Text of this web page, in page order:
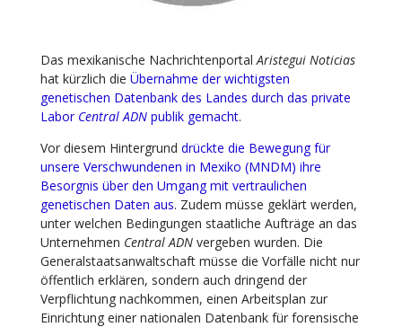
Das mexikanische NachrichtenportalAristegui Noticias
hat kürzlich die Übernahme der wichtigsten
genetischen Datenbank des Landes durch das private
LaborCentral ADNpublik gemacht.
Vor diesem Hintergrund drückte die Bewegung für
unsere Verschwundenen in Mexiko (MNDM) ihre
Besorgnis über den Umgang mit vertraulichen
genetischen Daten aus. Zudem müsse geklärt werden,
unter welchen Bedingungen staatliche Aufträge an das
Unternehmen Central ADNvergeben wurden. Die
Generalstaatsanwaltschaft müsse die Vorfälle nicht nur
öffentlich erklären, sondern auch dringend der
Verpflichtung nachkommen, einen Arbeitsplan zur
Einrichtung einer nationalen Datenbank für forensische